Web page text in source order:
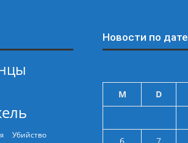
Убийство
Новости по дате
M D